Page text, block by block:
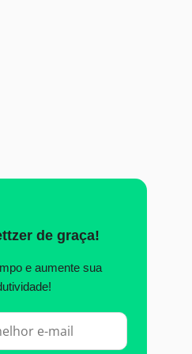
de graça!
e aumente sua